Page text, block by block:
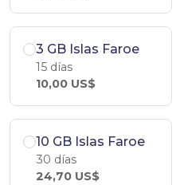
3 GB Islas Faroe
15 días
10,00 US$
10 GB Islas Faroe
30 días
24,70 US$